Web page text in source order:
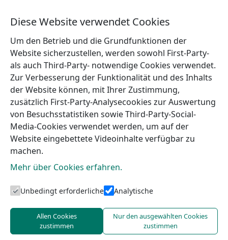
Guna Millersone (1949)
← Hügel
Tiguļkalns
Promenade des Sees Talsi
→
Touristeninformation von Talsi
Diese Website verwendet Cookies
Um den Betrieb und die Grundfunktionen der
Website sicherzustellen, werden sowohl First-Party-
als auch Third-Party- notwendige Cookies verwendet.
Zur Verbesserung der Funktionalität und des Inhalts
der Website können, mit Ihrer Zustimmung,
zusätzlich First-Party-Analysecookies zur Auswertung
von Besuchsstatistiken sowie Third-Party-Social-
Media-Cookies verwendet werden, um auf der
Website eingebettete Videoinhalte verfügbar zu
machen.
Mehr über Cookies erfahren.
Unbedingt erforderliche Analytische
Allen Cookies
zustimmen
Nur den ausgewählten Cookies
zustimmen